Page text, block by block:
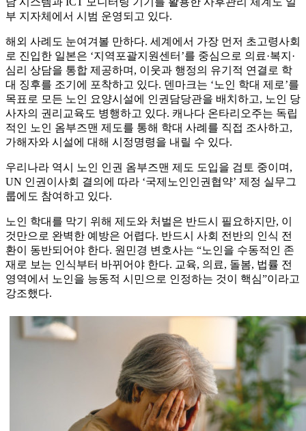
부 지자체에서 시범 운영되고 있다.
해외 사례도 눈여겨볼 만하다. 세계에서 가장 먼저 초고령사회
로 진입한 일본은 ‘지역포괄지원센터’를 중심으로 의료·복지·
심리 상담을 통합 제공하며, 이웃과 행정의 유기적 연결로 학
대 징후를 조기에 포착하고 있다. 덴마크는 ‘노인 학대 제로’를
목표로 모든 노인 요양시설에 인권담당관을 배치하고, 노인 당
사자의 권리교육도 병행하고 있다. 캐나다 온타리오주는 독립
적인 노인 옴부즈맨 제도를 통해 학대 사례를 직접 조사하고,
가해자와 시설에 대해 시정명령을 내릴 수 있다.
우리나라 역시 노인 인권 옴부즈맨 제도 도입을 검토 중이며,
UN 인권이사회 결의에 따라 ‘국제노인인권협약’ 제정 실무그
룹에도 참여하고 있다.
노인 학대를 막기 위해 제도와 처벌은 반드시 필요하지만, 이
것만으로 완벽한 예방은 어렵다. 반드시 사회 전반의 인식 전
환이 동반되어야 한다. 원민경 변호사는 “노인을 수동적인 존
재로 보는 인식부터 바뀌어야 한다. 교육, 의료, 돌봄, 법률 전
영역에서 노인을 능동적 시민으로 인정하는 것이 핵심”이라고
강조했다.